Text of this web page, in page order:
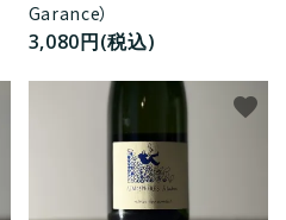
Garance）
3,080円(税込)
favorite